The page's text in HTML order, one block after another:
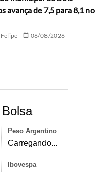
avança de 7,5 para 8,1 no
06/08/2026
Peso Argentino
Carregando...
Ibovespa